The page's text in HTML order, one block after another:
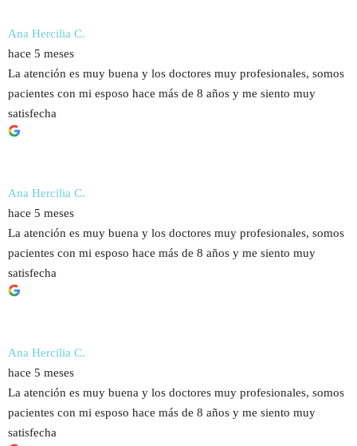
Ana Hercilia C.
hace 5 meses
La atención es muy buena y los doctores muy profesionales, somos
pacientes con mi esposo hace más de 8 años y me siento muy
satisfecha
Ana Hercilia C.
hace 5 meses
La atención es muy buena y los doctores muy profesionales, somos
pacientes con mi esposo hace más de 8 años y me siento muy
satisfecha
Ana Hercilia C.
hace 5 meses
La atención es muy buena y los doctores muy profesionales, somos
pacientes con mi esposo hace más de 8 años y me siento muy
satisfecha